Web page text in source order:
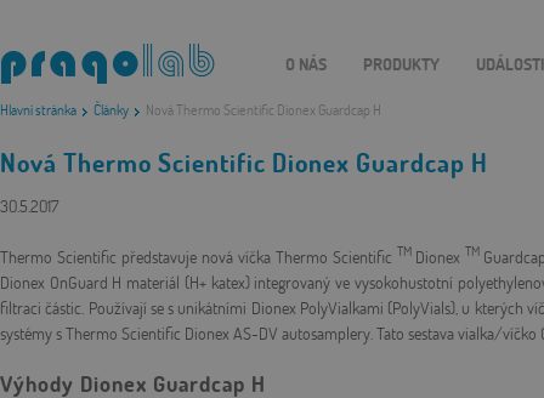
Hlavní stránka Články Nová Thermo Scientific Dionex Guardcap H
O NÁS PRODUKTY UDÁLOSTI
Nová Thermo Scientific Dionex Guardcap H
30.5.2017
Thermo Scientific představuje nová víčka Thermo Scientific TM Dionex TM
Dionex OnGuard H materiál (H+ katex) integrovaný ve vysokohustotní
filtraci částic. Používají se s unikátními Dionex PolyVialkami (PolyVials), u kterých
systémy s Thermo Scientific Dionex AS-DV autosamplery. Tato sestava vialka/
Výhody Dionex Guardcap H